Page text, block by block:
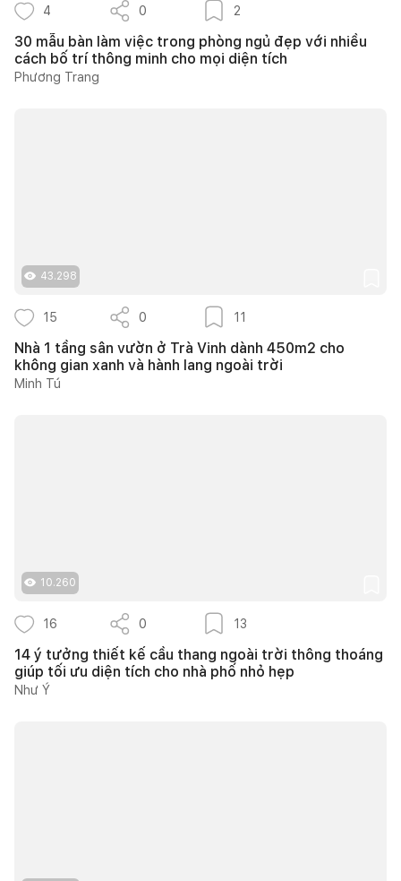
4 0 2
30 mẫu bàn làm việc trong phòng ngủ đẹp với nhiều
cách bố trí thông minh cho mọi diện tích
Phương Trang
43.298
15 0 11
Nhà 1 tầng sân vườn ở Trà Vinh dành 450m2 cho
không gian xanh và hành lang ngoài trời
Minh Tú
10.260
16 0 13
14 ý tưởng thiết kế cầu thang ngoài trời thông thoáng
giúp tối ưu diện tích cho nhà phố nhỏ hẹp
Như Ý